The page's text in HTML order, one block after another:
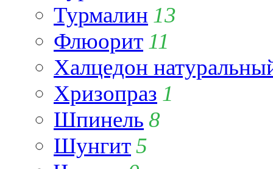
Турмалин 13
Флюорит 11
Халцедон
Хризопраз 1
Шпинель 8
Шунгит5